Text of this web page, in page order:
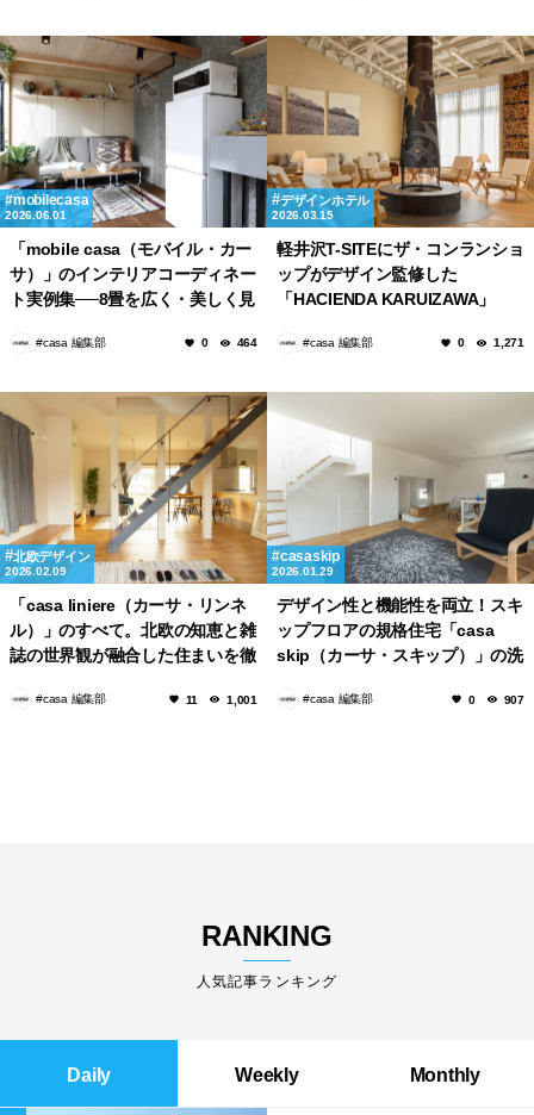
mobilecasa
2026.06.01
「mobile casa（モバイル・カー
サ）」のインテリアコーディネー
ト実例集──8畳を広く・美しく見
#casa 編集部 0 464
デザインホテル
2026.03.15
軽井沢T-SITEにザ・コンランショ
ップがデザイン監修した
「HACIENDA KARUIZAWA」
がオープン！
#casa 編集部 0 1,271
北欧デザイン
2026.02.09
「casa liniere（カーサ・リンネ
ル）」のすべて。北欧の知恵と雑
誌の世界観が融合した住まいを徹
#casa 編集部 11 1,001
casaskip
2026.01.29
デザイン性と機能性を両立！スキ
ップフロアの規格住宅「casa
skip（カーサ・スキップ）」の洗
#casa 編集部 0 907
RANKING
人気記事ランキング
Daily Weekly Monthly